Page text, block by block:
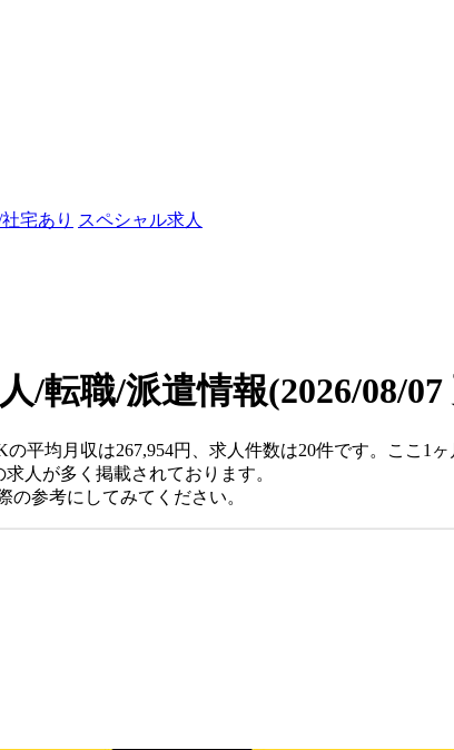
宅あり スペシャル求人
/転職/派遣情報(2026/08/
平均月収は267,954円、求人件数は20件です。ここ1
人が多く掲載されております。
参考にしてみてください。